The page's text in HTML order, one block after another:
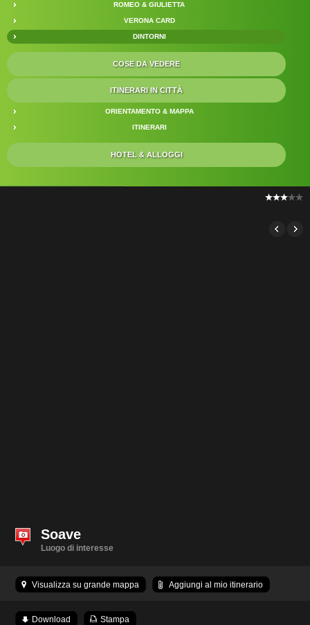
ROMEO & GIULIETTA
VERONA CARD
DINTORNI
COSE DA VEDERE
ITINERARI IN CITTÀ
ORIENTAMENTO & MAPPA
ITINERARI
HOTEL & ALLOGGI
Soave
Luogo di interesse
Visualizza su grande mappa Aggiungi al mio itinerario
Download Stampa